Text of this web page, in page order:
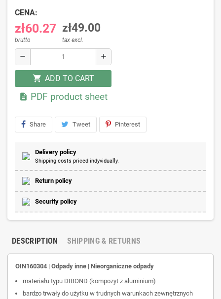
CENA:
zł60.27
brutto
zł49.00
tax excl.
remove add
shopping_cart ADD TO CART
 PDF product sheet
Share Tweet Pinterest
Delivery policy
Shipping costs priced indyvidually.
Return policy
Security policy
DESCRIPTION SHIPPING & RETURNS
OIN160304 | Odpady inne | Nieorganiczne odpady
materiału typu DIBOND (kompozyt z aluminium)
bardzo trwały do użytku w trudnych warunkach zewnętrznych